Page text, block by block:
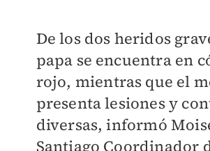
De los dos heridos
papa se encuentra en
rojo, mientras que el
presenta lesiones y
diversas, informó
Santiago Coordinador